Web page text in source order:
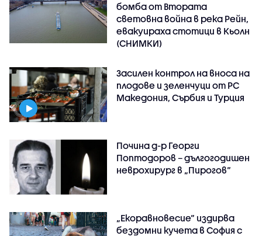
бомба от Втората
световна война в река Рейн,
евакуираха стотици в Кьолн
(СНИМКИ)
Засилен контрол на вноса на
плодове и зеленчуци от РС
Македония, Сърбия и Турция
Почина д-р Георги
Поптодоров – дългогодишен
неврохирург в „Пирогов“
„Екоравновесие“ издирва
бездомни кучета в София с